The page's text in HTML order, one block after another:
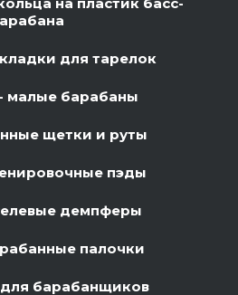
кольца на пластик басс-
для тарелок
малые барабаны
щетки и руты
пэды
демпферы
палочки
барабанщиков